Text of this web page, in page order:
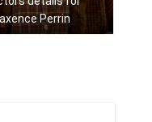
Perrin